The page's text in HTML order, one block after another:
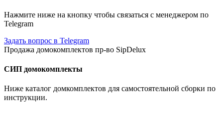
Нажмите ниже на кнопку чтобы связаться с менеджером по
Telegram
Задать вопрос в Telegram
Продажа домокомплектов пр-во SipDelux
СИП домокомплекты
Ниже каталог домкомплектов для самостоятельной сборки по
инструкции.